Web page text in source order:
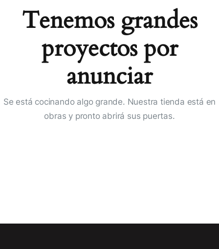
Tenemos grandes
proyectos por
anunciar
Se está cocinando algo grande. Nuestra tienda está en
obras y pronto abrirá sus puertas.